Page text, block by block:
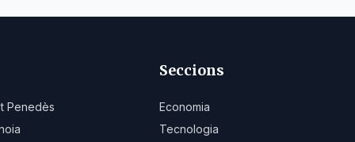
Penedès
Seccions
Economia
Tecnologia